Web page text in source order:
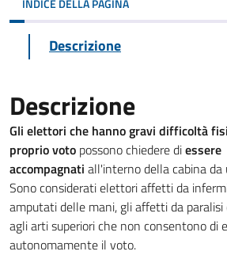
INDICE DELLA PAGINA
Descrizione
Descrizione
Gli elettori che hanno gravi difficoltà
proprio voto possono chiedere diessere
accompagnati all'interno della cabina da
Sono considerati elettori affetti da
amputati delle mani, gli affetti da
agli arti superiori che non consentono di
autonomamente il voto.